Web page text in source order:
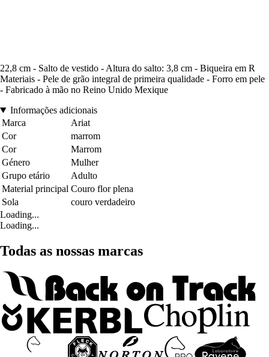
22,8 cm - Salto de vestido - Altura do salto: 3,8 cm - Biqueira em R
Materiais - Pele de grão integral de primeira qualidade - Forro em pele
- Fabricado à mão no Reino Unido Mexique
Informações adicionais
Marca
Ariat
Cor
marrom
Cor
Marrom
Género
Mulher
Grupo etário
Adulto
Material principal Couro flor plena
Sola
couro verdadeiro
Loading...
Loading...
Todas as nossas marcas